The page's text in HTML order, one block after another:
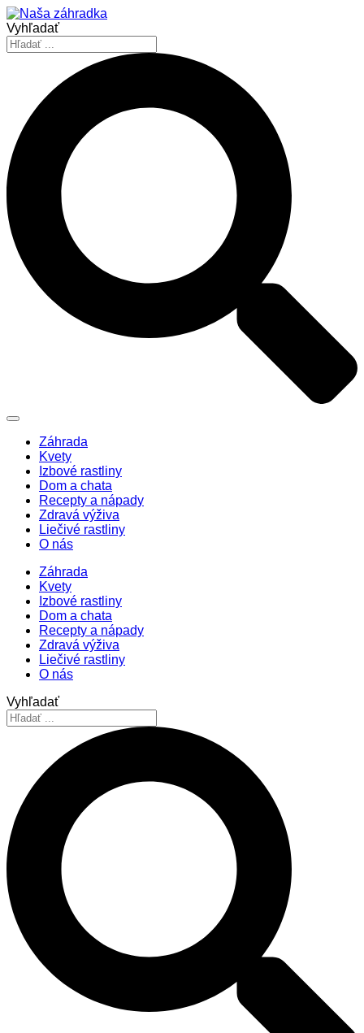
Vyhľadať
Záhrada
Kvety
Izbové rastliny
Dom a chata
Recepty a nápady
Zdravá výživa
Liečivé rastliny
O nás
Záhrada
Kvety
Izbové rastliny
Dom a chata
Recepty a nápady
Zdravá výživa
Liečivé rastliny
O nás
Vyhľadať